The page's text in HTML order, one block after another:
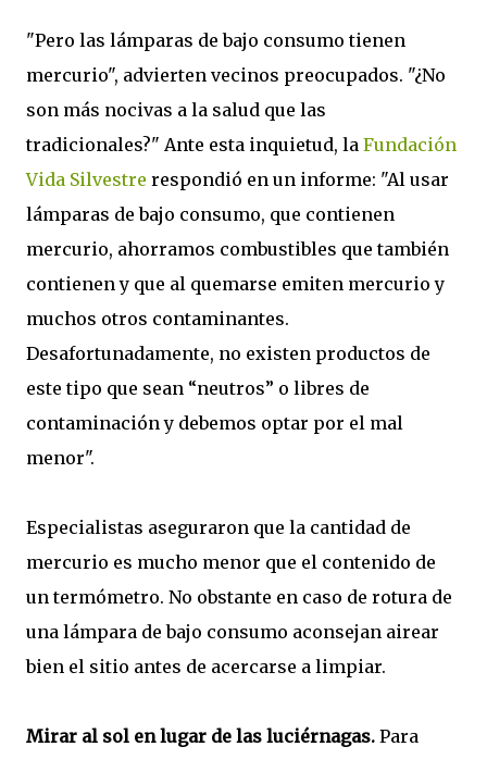
"Pero las lámparas de bajo consumo tienen
mercurio", advierten vecinos preocupados. "¿No
son más nocivas a la salud que las
tradicionales?" Ante esta inquietud, la Fundación
Vida Silvestre respondió en un informe: "Al usar
lámparas de bajo consumo, que contienen
mercurio, ahorramos combustibles que también
contienen y que al quemarse emiten mercurio y
muchos otros contaminantes.
Desafortunadamente, no existen productos de
este tipo que sean “neutros” o libres de
contaminación y debemos optar por el mal
menor".
Especialistas aseguraron que la cantidad de
mercurio es mucho menor que el contenido de
un termómetro. No obstante en caso de rotura de
una lámpara de bajo consumo aconsejan airear
bien el sitio antes de acercarse a limpiar.
Mirar al sol en lugar de las luciérnagas. Para